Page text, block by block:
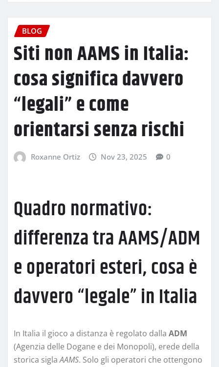
BLOG
Siti non AAMS in Italia:
cosa significa davvero
“legali” e come
orientarsi senza rischi
Roxanne Ortiz Nov 23, 2025 0
Quadro normativo:
differenza tra AAMS/ADM
e operatori esteri, cosa è
davvero “legale” in Italia
In Italia il gioco a distanza è regolato dalla ADM
(Agenzia delle Dogane e dei Monopoli), erede della
storica siglaAAMS. Solo gli operatori che ottengono